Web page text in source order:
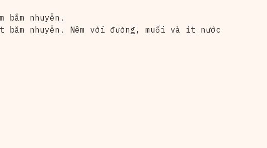
nhuyễn.
nhuyễn. Nêm với đường, muối và ít nước